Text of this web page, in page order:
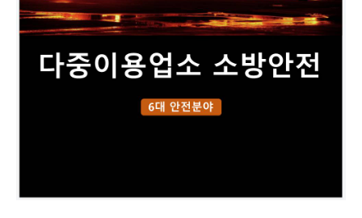
방
안